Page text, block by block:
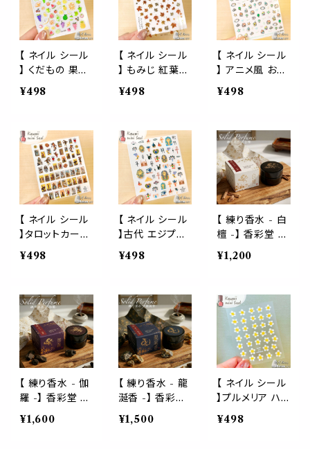
イルアート
ルパーツ ネイル
アート ジェルネ
イル 生活 自然
可愛い 美容 手
爪 デート 女 男
ンプ ステッカー
カード シール交
換 シール帳 ハ
ンドメイド
3D 立体 エンボ
ス 簡単貼るだけ
ネイルパーツ ネ
イルアート ジェ
ルネイル 生活
容 手 爪 デート
カー おしゃれ ラ
ッピング プレゼ
ント カード シー
ル交換 シール帳
【 ネイル シール
】 くだもの 果物
フルーツ スイカ
ぶどう スターフ
ぼ マスカット パ
イナップル りん
ご オレンジ キウ
イ グレープフル
ーツ ライム み
かん 柑橘 青リ
ンゴ Green Ap
ple キラキラ ホ
パーツ ネイルア
くり 立体 生活
自然 可愛い 美
容 手 爪 デート
女 男 手紙 便箋
スタンプ ステッ
カー おしゃれ 結
婚式 招待状 ラ
ッピング プレゼ
ント カード シー
¥498
【 ネイル シール
】 もみじ 紅葉
楓 赤葉 メープ
ル カナダ 赤 秋
ド 日本 和 ネイ
ルアート ジェル
ネイル 生活 自
然 可愛い 美容
手 爪 デート 女
男 手紙 便箋 ス
タンプ エンボス
３D 立体 ぷく ぷ
ー おしゃれ 結
ント カード シー
ル交換 シール帳
¥498
【 ネイル シール
】 アニメ風 おう
ち 家 home 本
コップ 風船 リボ
キラキラ ホログ
ラム ネイルアー
ト ジェルネイル
生活 自然 可愛
い 美容 手 爪 デ
ート 女 男 手紙
便箋 スタンプ エ
ンボス ３D 立体
テッカー おしゃ
レゼント カード
シール交換 シー
ル帳 かわいい
¥498
【 ネイル シール
】タロットカード
ライダーウェイト
大アルカナ 小ア
術師 運命の輪
剣の3 ペンタク
ル 金貨 ナイト
キング クイーン
騎士 王 女王 ア
ンティーク ネイ
ルアート ジェル
ネイル 生活 自
手 爪 デート 女
¥498
【 ネイル シール
】古代 エジプト
ツタンカーメン
ピラミッド モス
テト ネフェルテ
ィティ アンク ウ
ジャトの目 スカ
ラベ 歴史 神話
植物 ネイルアー
ト ジェルネイル
生活 自然 可愛
い 美容 手 爪 デ
便箋 スタンプ エ
¥498
【 練り香水 - 白
檀 -】 香彩堂 京
都 国産 日本製
高品質 保湿成
木 お守り 持ち
歩き お寺の香り
寺院 神社 人気
流行 集中力 ヨ
ガ 勉強 仕事 和
風 精神統一 癒
し ヒーリング リ
ラックス 落ち着
プレゼント 女性
¥1,200
【 練り香水 - 伽
羅 -】 香彩堂 京
都 国産 日本製
高品質 保湿成
¥1,600
【 練り香水 - 龍
涎香 -】 香彩堂
京都 国産 日本
製 高品質 保湿
¥1,500
【 ネイル シール
】プルメリア ハワ
イ お花 フラワー
トロピカル バカ
¥498